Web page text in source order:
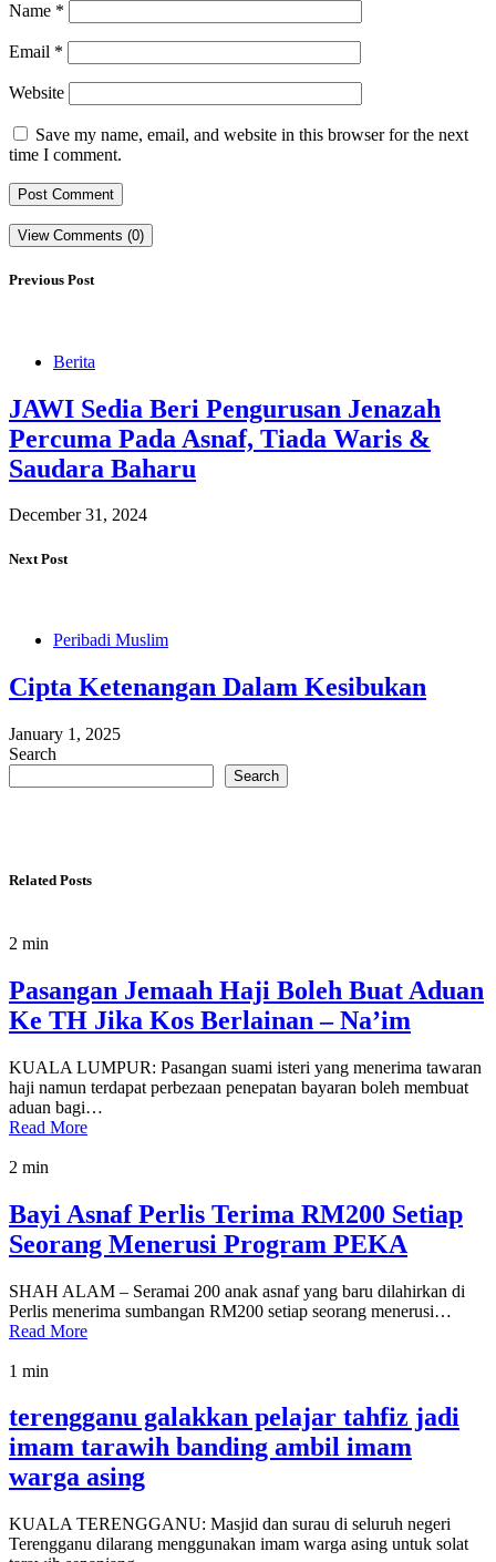
Name *
Email *
Website
Save my name, email, and website in this browser for the next
time I comment.
View Comments (0)
Previous Post
Berita
JAWI Sedia Beri Pengurusan Jenazah
Percuma Pada Asnaf, Tiada Waris &
Saudara Baharu
December 31, 2024
Next Post
Peribadi Muslim
Cipta Ketenangan Dalam Kesibukan
January 1, 2025
Search
Search
Related Posts
2 min
Pasangan Jemaah Haji Boleh Buat Aduan
Ke TH Jika Kos Berlainan – Na’im
KUALA LUMPUR: Pasangan suami isteri yang menerima tawaran
haji namun terdapat perbezaan penepatan bayaran boleh membuat
aduan bagi…
Read More
2 min
Bayi Asnaf Perlis Terima RM200 Setiap
Seorang Menerusi Program PEKA
SHAH ALAM – Seramai 200 anak asnaf yang baru dilahirkan di
Perlis menerima sumbangan RM200 setiap seorang menerusi…
Read More
1 min
terengganu galakkan pelajar tahfiz jadi
imam tarawih banding ambil imam
warga asing
KUALA TERENGGANU: Masjid dan surau di seluruh negeri
Terengganu dilarang menggunakan imam warga asing untuk solat